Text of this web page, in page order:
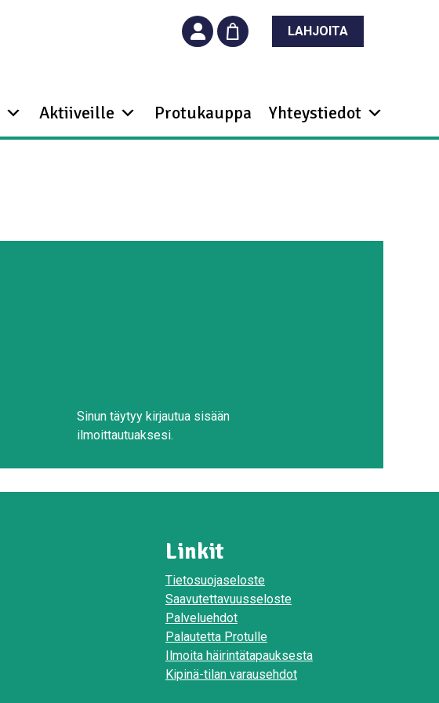
LAHJOITA
Aktiiveille Protukauppa Yhteystiedot
Sinun täytyy kirjautua sisään
ilmoittautuaksesi.
Linkit
Tietosuojaseloste
Saavutettavuusseloste
Palveluehdot
Palautetta Protulle
Ilmoita häirintätapauksesta
Kipinä-tilan varausehdot